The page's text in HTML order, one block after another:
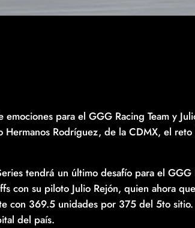
para el GGG Racing Team y
Rodríguez, de la CDMX, el
tendrá un último desafío para el GGG
con su piloto Julio Rejón, quien ahora
con 369.5 unidades por 375 del 5to
del país.